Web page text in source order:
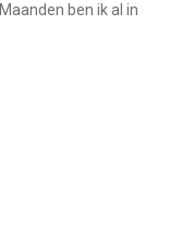
Maanden ben ik al in